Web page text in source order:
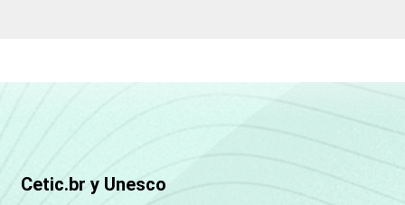
Cetic.br y Unesco